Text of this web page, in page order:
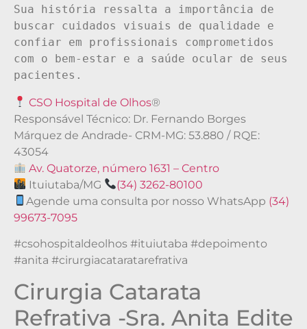
Sua história ressalta a importância de
buscar cuidados visuais de qualidade e
confiar em profissionais comprometidos
com o bem-estar e a saúde ocular de seus
pacientes.
CSO Hospital de Olhos®
Responsável Técnico: Dr. Fernando Borges
Márquez de Andrade- CRM-MG: 53.880 / RQE:
43054
Av. Quatorze, número 1631 – Centro
Ituiutaba/MG
(34) 3262-80100
Agende uma consulta por nosso WhatsApp (34)
99673-7095
#csohospitaldeolhos #ituiutaba #depoimento
#anita #cirurgiacataratarefrativa
Cirurgia Catarata
Refrativa -Sra. Anita Edite